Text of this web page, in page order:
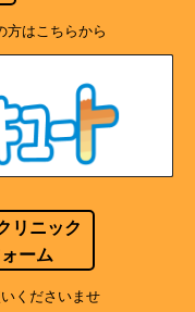
方はこちらから
リニック
ーム
くださいませ